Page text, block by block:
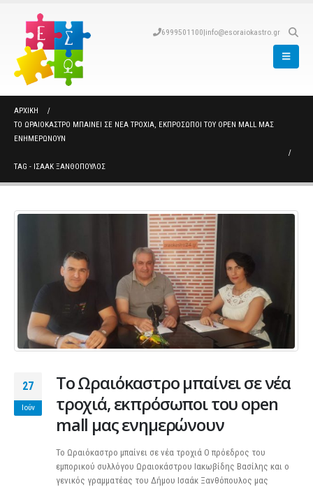
6999501100|info@esoraiokastro.gr
ΑΡΧΙΚΉ
ΤΟ ΩΡΑΙΌΚΑΣΤΡΟ ΜΠΑΊΝΕΙ ΣΕ ΝΈΑ ΤΡΟΧΙΆ, ΕΚΠΡΌΣΩΠΟΙ ΤΟΥ OPEN MALL ΜΑΣ
ΕΝΗΜΕΡΏΝΟΥΝ
TAG - ΙΣΑΑΚ ΞΑΝΘΟΠΟΥΛΟΣ
27
Ιούν
Το Ωραιόκαστρο μπαίνει σε νέα
τροχιά, εκπρόσωποι του open
mall μας ενημερώνουν
Το Ωραιόκαστρο μπαίνει σε νέα τροχιά Ο πρόεδρος του
εμπορικού συλλόγου Ωραιοκάστρου Ιακωβίδης Βασίλης και ο
γενικός γραμματέας του Δήμου Ισαάκ Ξανθόπουλος μας